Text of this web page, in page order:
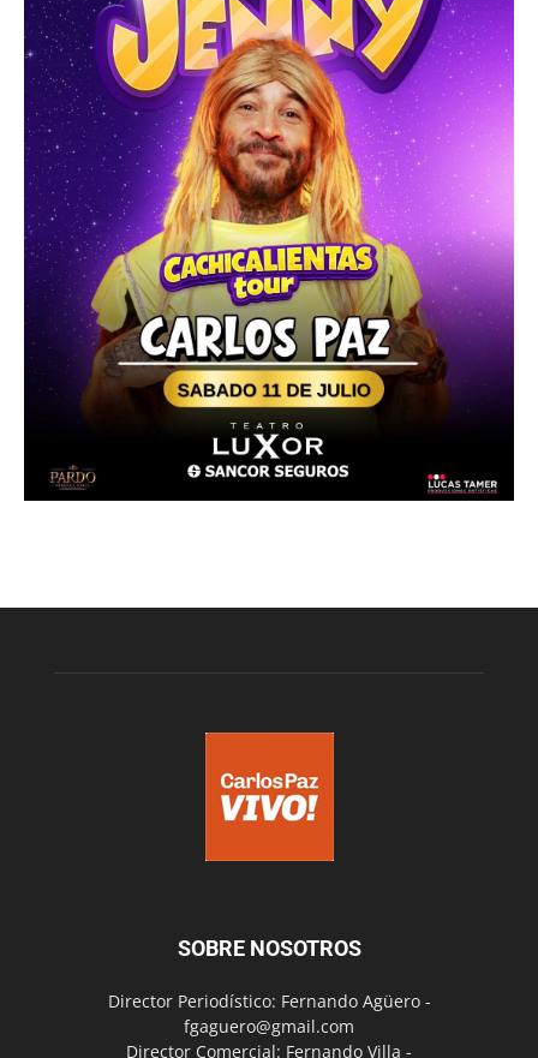
SOBRE NOSOTROS
Director Periodístico: Fernando Agüero -
fgaguero@gmail.com
Director Comercial: Fernando Villa -